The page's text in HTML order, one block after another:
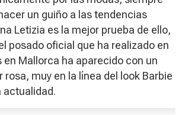
un guiño a las tendencias
Letizia es la mejor prueba de ello,
posado oficial que ha realizado en
en Mallorca ha aparecido con un
rosa, muy en la línea del look Barbie
actualidad.